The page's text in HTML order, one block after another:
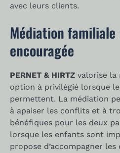
avec leurs clients.
Médiation
encouragée
PERNET & HIRTZ valorise la
option à privilégié lorsque
permettent. La médiation
à apaiser les conflits et à
bénéfiques pour les deux
lorsque les enfants sont
propose d’accompagner